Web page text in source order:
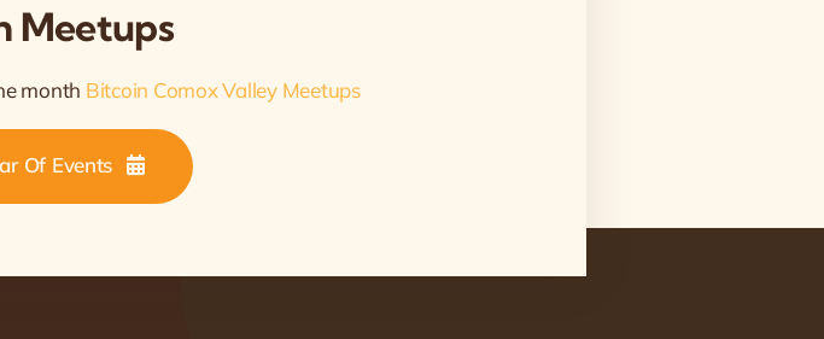
Meetups
month Bitcoin Comox Valley Meetups
Of Events